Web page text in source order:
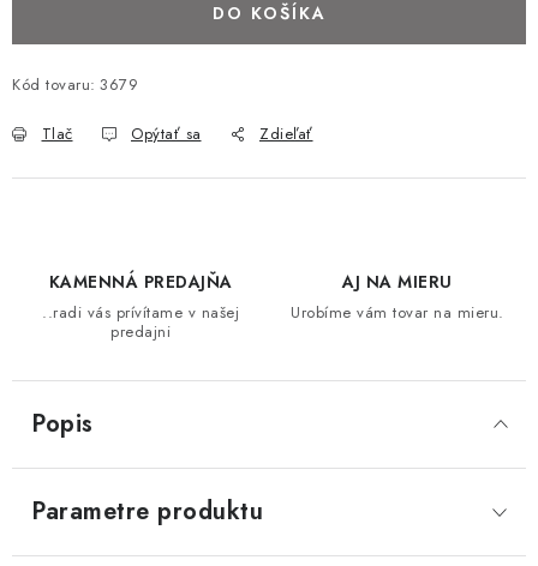
VANKÚŠE
LAMELOVÉ ROŠTY DO POSTELE
KNIŽNICE A REGÁLY
KVETINÁČE
DO KOŠÍKA
Kód tovaru: 3679
Tlač Opýtať sa Zdieľať
KAMENNÁ PREDAJŇA
..radi vás prívítame v našej
predajni
AJ NA MIERU
Urobíme vám tovar na mieru.
Popis
Parametre produktu